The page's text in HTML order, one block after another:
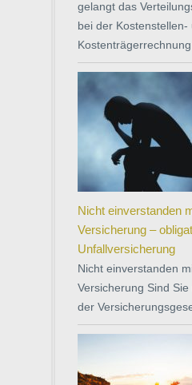
gelangt das
bei der Kostenstellen-
Nicht einverstanden
Versicherung –
Unfallversicherung
Nicht einverstanden
Versicherung Sind
der